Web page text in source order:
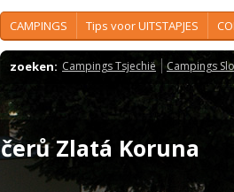
CAMPINGS Tips voor UITSTAPJES
zoeken: Campings Tsjechië Campings
Zlatá Koruna